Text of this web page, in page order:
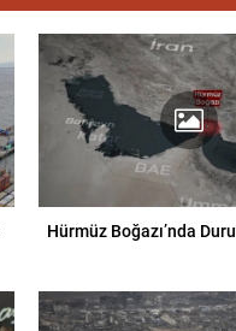
Hürmüz Boğazı’nda